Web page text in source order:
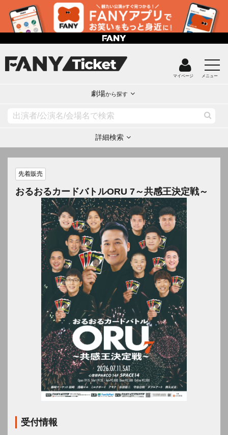
マイページ メニュー
劇場から探す
詳細検索
先着販売
おるおるカードバトルORU 7～共感王決定戦～
受付情報